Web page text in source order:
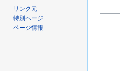
リンク元
特別ページ
ページ情報